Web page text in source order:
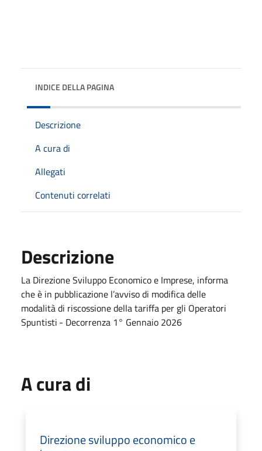
INDICE DELLA PAGINA
Descrizione
A cura di
Allegati
Contenuti correlati
Descrizione
La Direzione Sviluppo Economico e Imprese, informa
che è in pubblicazione l’avviso di modifica delle
modalità di riscossione della tariffa per gli Operatori
Spuntisti - Decorrenza 1° Gennaio 2026
A cura di
Direzione sviluppo economico e